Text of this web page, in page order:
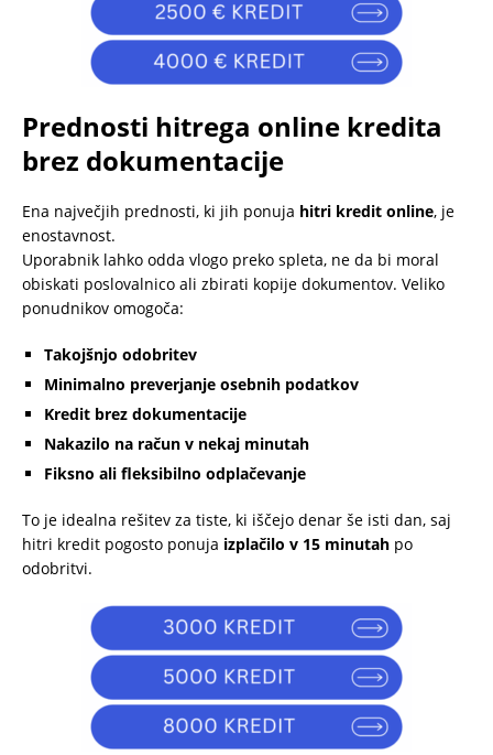
Prednosti hitrega online kredita
brez dokumentacije
Ena največjih prednosti, ki jih ponuja hitri kredit online, je
enostavnost.
Uporabnik lahko odda vlogo preko spleta, ne da bi moral
obiskati poslovalnico ali zbirati kopije dokumentov. Veliko
ponudnikov omogoča:
Takojšnjo odobritev
Minimalno preverjanje osebnih podatkov
Kredit brez dokumentacije
Nakazilo na račun v nekaj minutah
Fiksno ali fleksibilno odplačevanje
To je idealna rešitev za tiste, ki iščejo denar še isti dan, saj
hitri kredit pogosto ponuja izplačilo v 15 minutah po
odobritvi.